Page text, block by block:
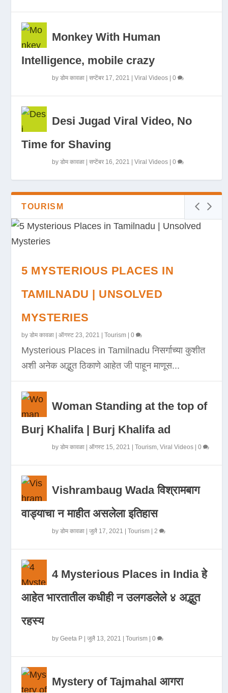
Monkey With Human
Intelligence, mobile crazy
byडोम कावळा |सप्टेंबर 17, 2021 |Viral Videos |0
Desi Jugad Viral Video, No
Time for Shaving
byडोम कावळा |सप्टेंबर 16, 2021 |Viral Videos |0
TOURISM
5 MYSTERIOUS PLACES IN
TAMILNADU | UNSOLVED
MYSTERIES
byडोम कावळा |ऑगस्ट 23, 2021 |Tourism |0
Mysterious Places in Tamilnadu निसर्गाच्या कुशीत
अशी अनेक अद्भुत ठिकाणे आहेत जी पाहून माणूस...
Woman Standing at the top of
Burj Khalifa | Burj Khalifa ad
byडोम कावळा |ऑगस्ट 15, 2021 |Tourism,Viral Videos |0
Vishrambaug Wada विश्रामबाग
वाड्याचा न माहीत असलेला इतिहास
byडोम कावळा |जुलै 17, 2021 |Tourism |2
4 Mysterious Places in India हे
आहेत भारतातील कधीही न उलगडलेले ४ अद्भुत
रहस्य
byGeeta P |जुलै 13, 2021 |Tourism |0
Mystery of Tajmahal आगरा